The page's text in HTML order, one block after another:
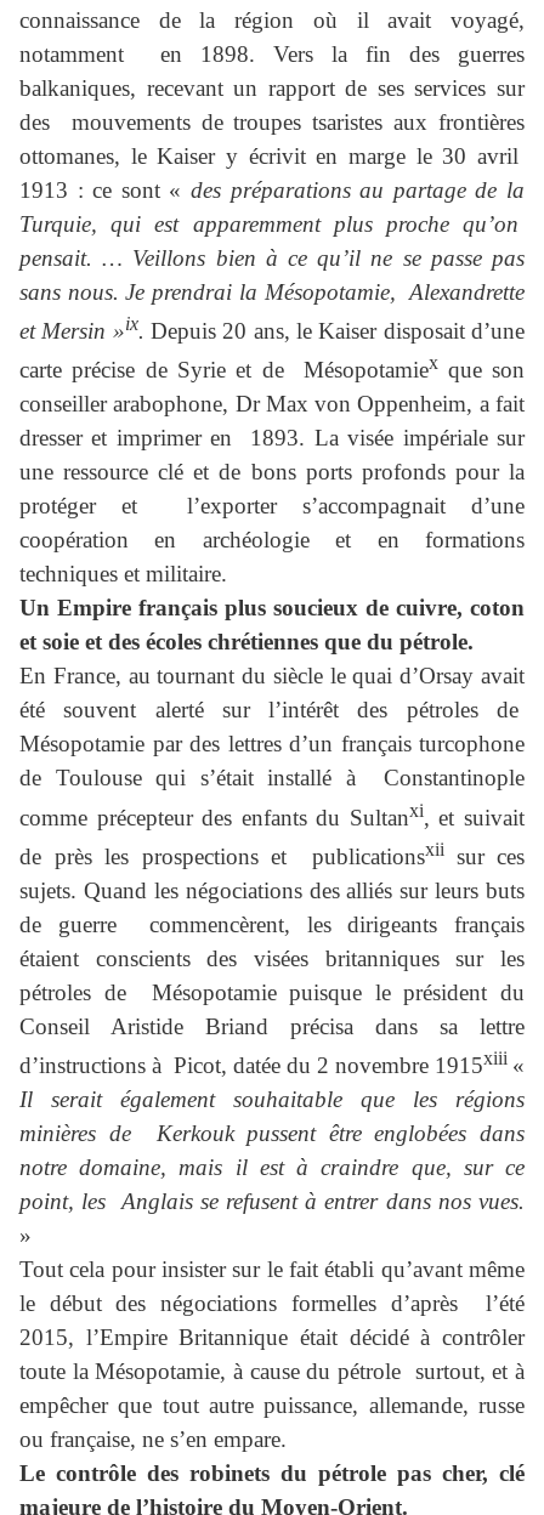
connaissance de la région où il avait voyagé,
notamment en 1898. Vers la fin des guerres
balkaniques, recevant un rapport de ses services sur
des mouvements de troupes tsaristes aux frontières
ottomanes, le Kaiser y écrivit en marge le 30 avril
1913 : ce sont « des préparations au partage de la
Turquie, qui est apparemment plus proche qu’on
pensait. … Veillons bien à ce qu’il ne se passe pas
sans nous. Je prendrai la Mésopotamie, Alexandrette
et Mersin »ix.Depuis 20 ans, le Kaiser disposait d’une
carte précise de Syrie et de Mésopotamiex que son
conseiller arabophone, Dr Max von Oppenheim, a fait
dresser et imprimer en 1893. La visée impériale sur
une ressource clé et de bons ports profonds pour la
protéger et l’exporter s’accompagnait d’une
coopération en archéologie et en formations
techniques et militaire.
Un Empire français plus soucieux de cuivre, coton
et soie et des écoles chrétiennes que du pétrole.
En France, au tournant du siècle le quai d’Orsay avait
été souvent alerté sur l’intérêt des pétroles de
Mésopotamie par des lettres d’un français turcophone
de Toulouse qui s’était installé à Constantinople
comme précepteur des enfants du Sultanxi, et suivait
de près les prospections et publicationsxii sur ces
sujets. Quand les négociations des alliés sur leurs buts
de guerre commencèrent, les dirigeants français
étaient conscients des visées britanniques sur les
pétroles de Mésopotamie puisque le président du
Conseil Aristide Briand précisa dans sa lettre
d’instructions à Picot, datée du 2 novembre 1915xiii «
Il serait également souhaitable que les régions
minières de Kerkouk pussent être englobées dans
notre domaine, mais il est à craindre que, sur ce
point, les Anglais se refusent à entrer dans nos vues.
»
Tout cela pour insister sur le fait établi qu’avant même
le début des négociations formelles d’après l’été
2015, l’Empire Britannique était décidé à contrôler
toute la Mésopotamie, à cause du pétrole surtout, et à
empêcher que tout autre puissance, allemande, russe
ou française, ne s’en empare.
Le contrôle des robinets du pétrole pas cher, clé
majeure de l’histoire du Moyen-Orient.